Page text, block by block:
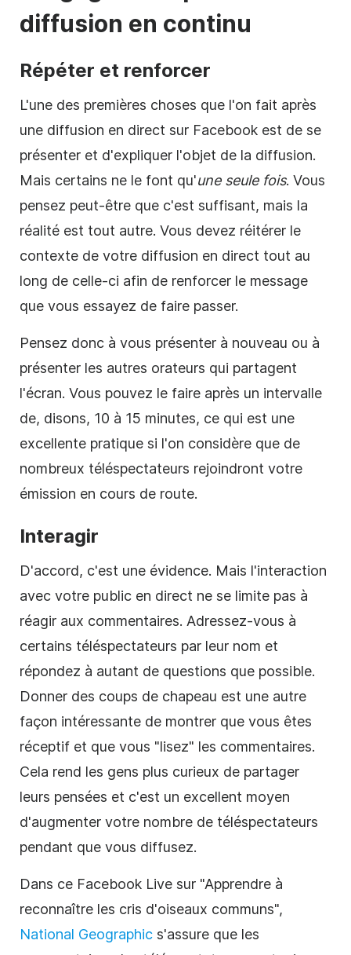
diffusion en continu
Répéter et renforcer
L'une des premières choses que l'on fait après
une diffusion en direct sur Facebook est de se
présenter et d'expliquer l'objet de la diffusion.
Mais certains ne le font qu'une seule fois. Vous
pensez peut-être que c'est suffisant, mais la
réalité est tout autre. Vous devez réitérer le
contexte de votre diffusion en direct tout au
long de celle-ci afin de renforcer le message
que vous essayez de faire passer.
Pensez donc à vous présenter à nouveau ou à
présenter les autres orateurs qui partagent
l'écran. Vous pouvez le faire après un intervalle
de, disons, 10 à 15 minutes, ce qui est une
excellente pratique si l'on considère que de
nombreux téléspectateurs rejoindront votre
émission en cours de route.
Interagir
D'accord, c'est une évidence. Mais l'interaction
avec votre public en direct ne se limite pas à
réagir aux commentaires. Adressez-vous à
certains téléspectateurs par leur nom et
répondez à autant de questions que possible.
Donner des coups de chapeau est une autre
façon intéressante de montrer que vous êtes
réceptif et que vous "lisez" les commentaires.
Cela rend les gens plus curieux de partager
leurs pensées et c'est un excellent moyen
d'augmenter votre nombre de téléspectateurs
pendant que vous diffusez.
Dans ce Facebook Live sur "Apprendre à
reconnaître les cris d'oiseaux communs",
National Geographic s'assure que les